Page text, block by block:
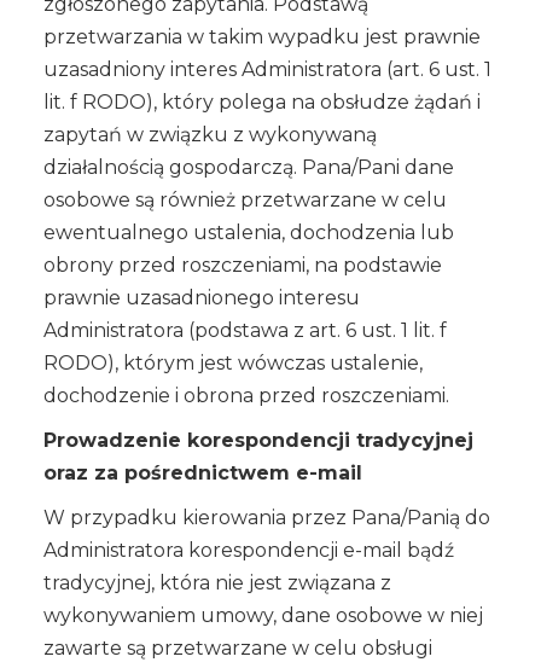
przetwarzania w takim wypadku jest prawnie
uzasadniony interes Administratora (art. 6 ust. 1
lit. f RODO), który polega na obsłudze żądań i
zapytań w związku z wykonywaną
działalnością gospodarczą. Pana/Pani dane
osobowe są również przetwarzane w celu
ewentualnego ustalenia, dochodzenia lub
obrony przed roszczeniami, na podstawie
prawnie uzasadnionego interesu
Administratora (podstawa z art. 6 ust. 1 lit. f
RODO), którym jest wówczas ustalenie,
dochodzenie i obrona przed roszczeniami.
Prowadzenie korespondencji tradycyjnej
oraz za pośrednictwem e-mail
W przypadku kierowania przez Pana/Panią do
Administratora korespondencji e-mail bądź
tradycyjnej, która nie jest związana z
wykonywaniem umowy, dane osobowe w niej
zawarte są przetwarzane w celu obsługi